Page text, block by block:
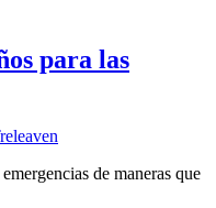
para las
de maneras que